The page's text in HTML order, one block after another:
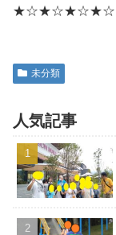
未分類
人気記事